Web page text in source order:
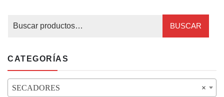
BUSCAR
CATEGORÍAS
×
SECADORES